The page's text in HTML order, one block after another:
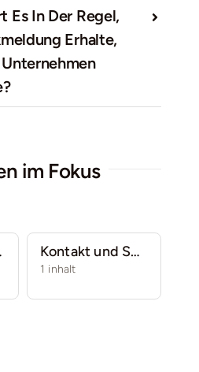
Es In Der Regel,
Erhalte,
im Fokus
Kontakt und Support
1 inhalt